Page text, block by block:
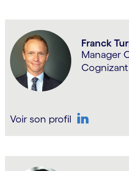
Franck
Manager
Voir son profil